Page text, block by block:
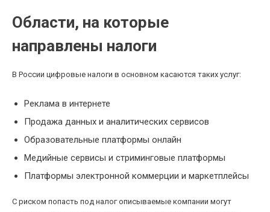
Области, на которые
направлены налоги
В России цифровые налоги в основном касаются таких услуг:
Реклама в интернете
Продажа данных и аналитических сервисов
Образовательные платформы онлайн
Медийные сервисы и стриминговые платформы
Платформы электронной коммерции и маркетплейсы
С риском попасть под налог описываемые компании могут